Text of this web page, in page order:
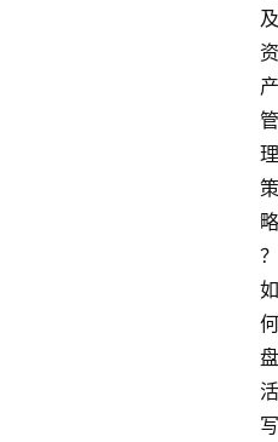
及
资
产
管
理
策
略
？
如
何
盘
活
写